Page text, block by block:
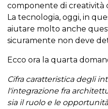
componente di creatività
La tecnologia, oggi, in
aiutare molto anche
sicuramente non deve
Ecco ora la quarta
Cifra caratteristica degli
l'integrazione fra
sia il ruolo e le